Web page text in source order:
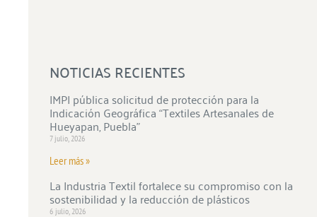
NOTICIAS RECIENTES
IMPI pública solicitud de protección para la
Indicación Geográfica “Textiles Artesanales de
Hueyapan, Puebla”
7 julio, 2026
Leer más »
La Industria Textil fortalece su compromiso con la
sostenibilidad y la reducción de plásticos
6 julio, 2026